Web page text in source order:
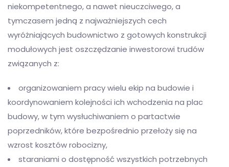
niekompetentnego, a nawet nieuczciwego, a
tymczasem jedną z najważniejszych cech
wyróżniających budownictwo z gotowych konstrukcji
modułowych jest oszczędzanie inwestorowi trudów
związanych z:
organizowaniem pracy wielu ekip na budowie i
koordynowaniem kolejności ich wchodzenia na plac
budowy, w tym wysłuchiwaniem o partactwie
poprzedników, które bezpośrednio przełoży się na
wzrost kosztów robocizny,
staraniami o dostępność wszystkich potrzebnych